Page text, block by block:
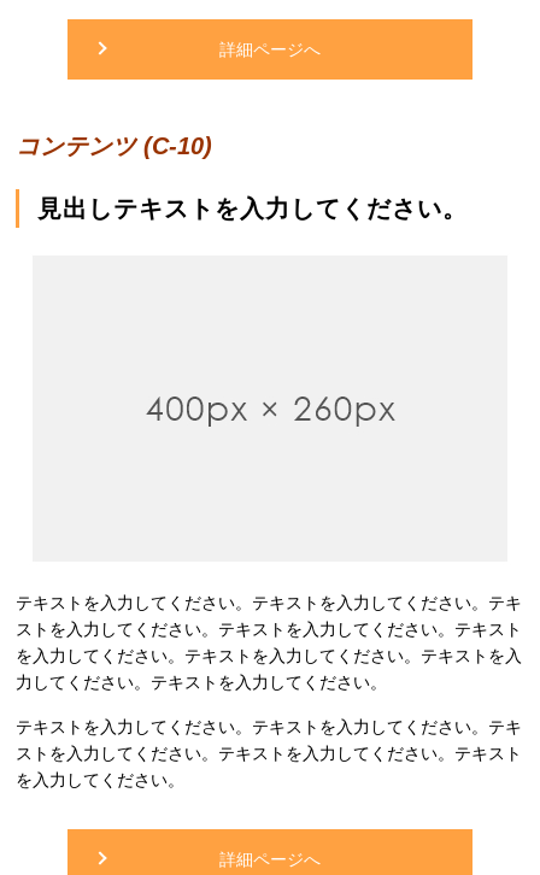
詳細ページへ
コンテンツ (C-10)
見出しテキストを入力してください。
テキストを入力してください。テキストを入力してください。テキ
ストを入力してください。テキストを入力してください。テキスト
を入力してください。テキストを入力してください。テキストを入
力してください。テキストを入力してください。
テキストを入力してください。テキストを入力してください。テキ
ストを入力してください。テキストを入力してください。テキスト
を入力してください。
詳細ページへ